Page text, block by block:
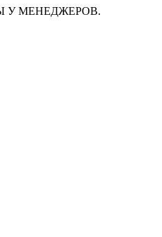
У МЕНЕДЖЕРОВ.